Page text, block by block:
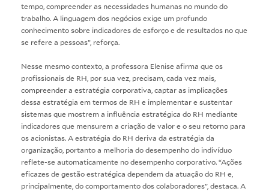
tempo, compreender as necessidades humanas no mundo do
trabalho. A linguagem dos negócios exige um profundo
conhecimento sobre indicadores de esforço e de resultados no que
se refere a pessoas”, reforça.
Nesse mesmo contexto, a professora Elenise afirma que os
profissionais de RH, por sua vez, precisam, cada vez mais,
compreender a estratégia corporativa, captar as implicações
dessa estratégia em termos de RH e implementar e sustentar
sistemas que mostrem a influência estratégica do RH mediante
indicadores que mensurem a criação de valor e o seu retorno para
os acionistas. A estratégia do RH deriva da estratégia da
organização, portanto a melhoria do desempenho do indivíduo
reflete-se automaticamente no desempenho corporativo. “Ações
eficazes de gestão estratégica dependem da atuação do RH e,
principalmente, do comportamento dos colaboradores”, destaca. A